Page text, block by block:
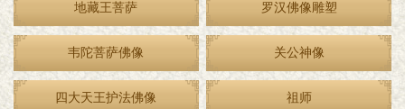
地藏王菩萨 罗汉佛像雕塑
韦陀菩萨佛像 关公神像
四大天王护法佛像 祖师